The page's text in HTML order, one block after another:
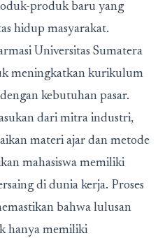
produk baru yang
hidup masyarakat.
Universitas Sumatera
meningkatkan kurikulum
kebutuhan pasar.
dari mitra industri,
materi ajar dan metode
mahasiswa memiliki
di dunia kerja. Proses
bahwa lulusan
hanya memiliki